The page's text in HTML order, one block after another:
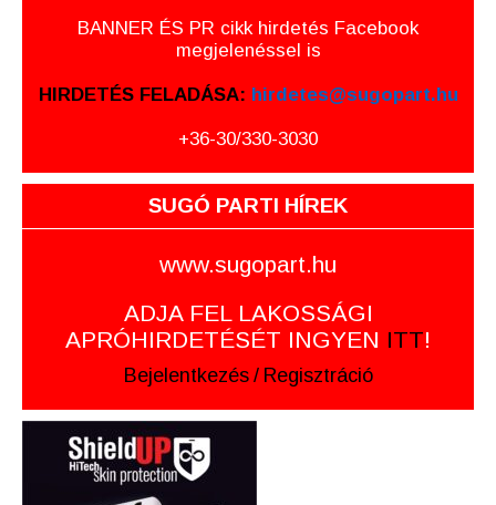
BANNER ÉS PR cikk hirdetés Facebook
megjelenéssel is
HIRDETÉS FELADÁSA: hirdetes@sugopart.hu
+36-30/330-3030
SUGÓ PARTI HÍREK
www.sugopart.hu
ADJA FEL LAKOSSÁGI
APRÓHIRDETÉSÉT INGYEN ITT!
Bejelentkezés / Regisztráció